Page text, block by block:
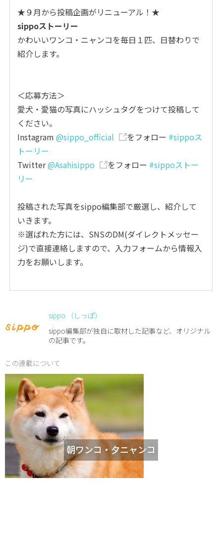
★９月から投稿企画がリニューアル！★
sippoストーリー
かわいいワンコ・ニャンコを毎日１匹、日替わりで
紹介します。
＜応募方法＞
愛犬・愛猫の写真にハッシュタグをつけて投稿して
ください。
Instagram@sippo_official をフォロー #sippoス
トーリー
Twitter@Asahisippo をフォロー #sippoストー
リー
投稿された写真をsippo編集部で厳選し、紹介して
いきます。
※選ばれた方には、SNSのDM(ダイレクトメッセー
ジ)で直接連絡しますので、入力フォームから情報入
力をお願いします。
sippo （しっぽ）
sippo編集部が独自に取材した記事など、オリジナル
の記事です。
この連載について
朝ワンコ・夕ニャンコ